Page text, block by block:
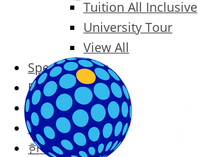
Tuition All Inclusive
University Tour
View All
Special Offers
Prices
Blog
Contact
한국어